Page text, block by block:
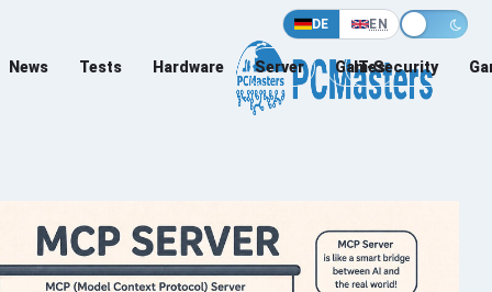
DE EN
News Tests Hardware Server Games
IT-Security